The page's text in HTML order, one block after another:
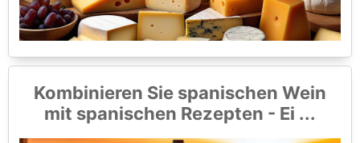
Kombinieren Sie spanischen Wein
mit spanischen Rezepten - Ei ...